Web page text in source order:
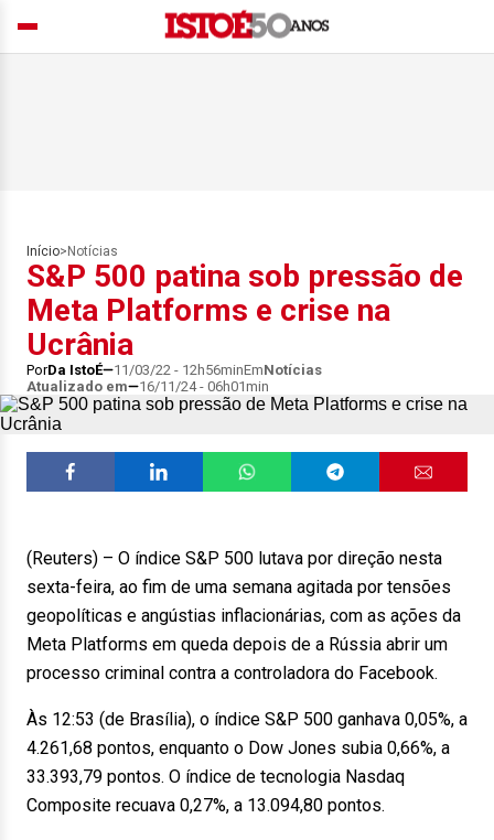
Início> Notícias
S&P 500 patina sob pressão de
Meta Platforms e crise na
Ucrânia
PorDa IstoÉ 11/03/22 - 12h56minEmNotícias
Atualizado em
16/11/24 - 06h01min
(Reuters) – O índice S&P 500 lutava por direção nesta
sexta-feira, ao fim de uma semana agitada por tensões
geopolíticas e angústias inflacionárias, com as ações da
Meta Platforms em queda depois de a Rússia abrir um
processo criminal contra a controladora do Facebook.
Às 12:53 (de Brasília), o índice S&P 500 ganhava 0,05%, a
4.261,68 pontos, enquanto o Dow Jones subia 0,66%, a
33.393,79 pontos. O índice de tecnologia Nasdaq
Composite recuava 0,27%, a 13.094,80 pontos.